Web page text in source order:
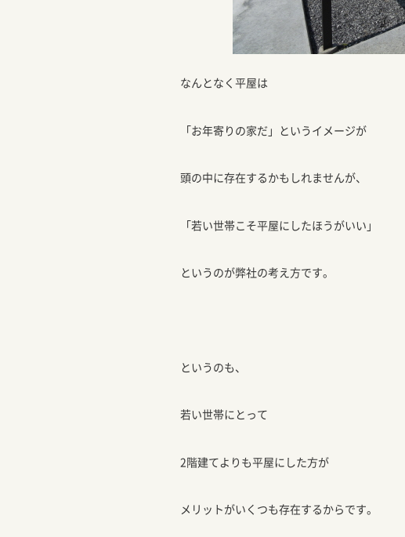
なんとなく平屋は
「お年寄りの家だ」というイメージが
頭の中に存在するかもしれませんが、
「若い世帯こそ平屋にしたほうがいい」
というのが弊社の考え方です。
というのも、
若い世帯にとって
2階建てよりも平屋にした方が
メリットがいくつも存在するからです。